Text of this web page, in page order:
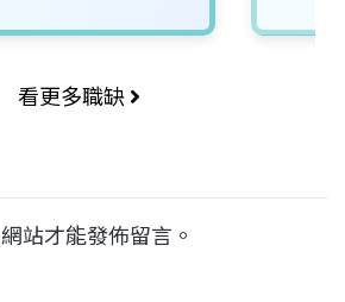
看更多職缺
網站才能發佈留言。